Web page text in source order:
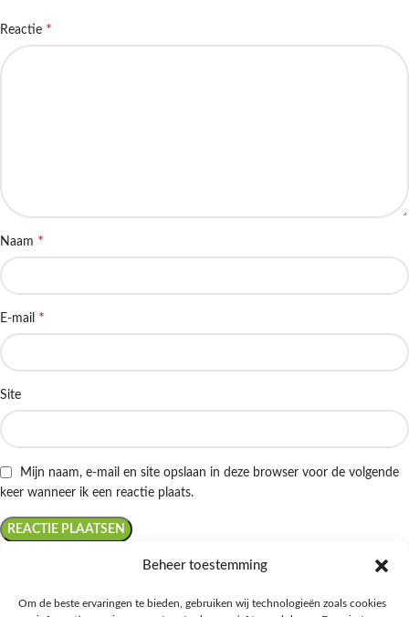
Beheer toestemming
Om de beste ervaringen te bieden, gebruiken wij technologieën zoals cookies
Reactie *
Naam *
E-mail *
Site
Mijn naam, e-mail en site opslaan in deze browser voor de volgende
keer wanneer ik een reactie plaats.